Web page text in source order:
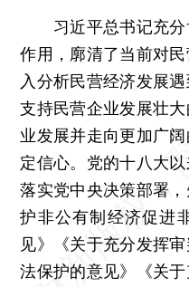
习近平总书记充分
作用，廓清了当前对
入分析民营经济发展
支持民营企业发展壮
业发展并走向更加广
定信心。党的十八大
落实党中央决策部署
护非公有制经济促进
见》《关于充分发挥
法保护的意见》《关